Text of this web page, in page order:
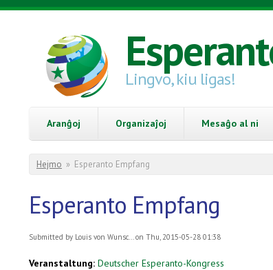
Skip to main content
Lingvo, kiu ligas!
Aranĝoj Organizaĵoj Mesaĝo al ni
You are here
Hejmo » Esperanto Empfang
Esperanto Empfang
Submitted by Louis von Wunsc...on Thu, 2015-05-28 01:38
Veranstaltung: Deutscher Esperanto-Kongress